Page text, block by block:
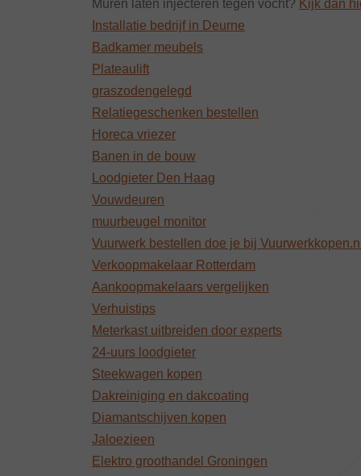
Muren laten injecteren tegen vocht? Kijk dan
Installatie bedrijf in Deurne
Badkamer meubels
Plateaulift
graszodengelegd
Relatiegeschenken bestellen
Horeca vriezer
Banen in de bouw
Loodgieter Den Haag
Vouwdeuren
muurbeugel monitor
Vuurwerk bestellen doe je bij
Verkoopmakelaar Rotterdam
Aankoopmakelaars vergelijken
Verhuistips
Meterkast uitbreiden door experts
24-uurs loodgieter
Steekwagen kopen
Dakreiniging en dakcoating
Diamantschijven kopen
Jaloezieen
Elektro groothandel Groningen